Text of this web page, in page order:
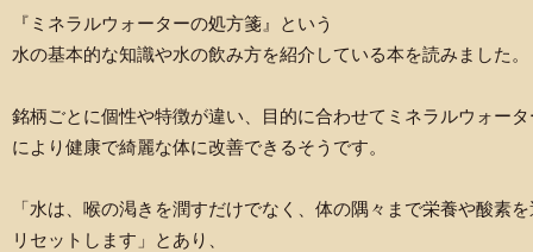
『ミネラルウォーターの処方箋』という
水の基本的な知識や水の飲み方を紹介している本を読みました。
銘柄ごとに個性や特徴が違い、目的に合わせてミネラルウォー
により健康で綺麗な体に改善できるそうです。
「水は、喉の渇きを潤すだけでなく、体の隅々まで栄養や酸素
リセットします」とあり、